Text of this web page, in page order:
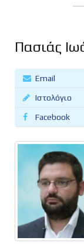
Πασιάς
Email
Ιστολόγιο
Facebook